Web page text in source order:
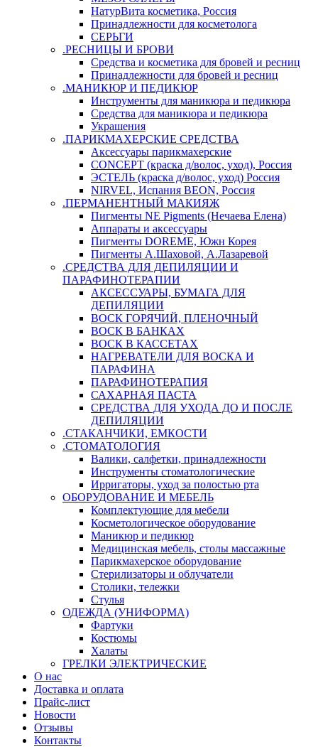
НатурВита косметика, Россия
Принадлежности для косметолога
СЕРЬГИ
.РЕСНИЦЫ И БРОВИ
Средства и косметика для бровей и ресниц
Принадлежности для бровей и ресниц
.МАНИКЮР И ПЕДИКЮР
Инструменты для маникюра и педикюра
Средства для маникюра и педикюра
Украшения
.ПАРИКМАХЕРСКИЕ СРЕДСТВА
Аксессуары парикмахерские
CONCEPT (краска д/волос, уход), Россия
ЭСТЕЛЬ (краска д/волос, уход) Россия
NIRVEL, Испания BEON, Россия
.ПЕРМАНЕНТНЫЙ МАКИЯЖ
Пигменты NE Pigments (Нечаева Елена)
Аппараты и аксессуары
Пигменты DOREME, Южн Корея
Пигменты А.Шаховой, А.Лазаревой
.СРЕДСТВА ДЛЯ ДЕПИЛЯЦИИ И
ПАРАФИНОТЕРАПИИ
АКСЕССУАРЫ, БУМАГА ДЛЯ
ДЕПИЛЯЦИИ
ВОСК ГОРЯЧИЙ, ПЛЕНОЧНЫЙ
ВОСК В БАНКАХ
ВОСК В КАССЕТАХ
НАГРЕВАТЕЛИ ДЛЯ ВОСКА И
ПАРАФИНА
ПАРАФИНОТЕРАПИЯ
САХАРНАЯ ПАСТА
СРЕДСТВА ДЛЯ УХОДА ДО И ПОСЛЕ
ДЕПИЛЯЦИИ
.СТАКАНЧИКИ, ЕМКОСТИ
.СТОМАТОЛОГИЯ
Валики, салфетки, принадлежности
Инструменты стоматологические
Ирригаторы, уход за полостью рта
ОБОРУДОВАНИЕ И МЕБЕЛЬ
Комплектующие для мебели
Косметологическое оборудование
Маникюр и педикюр
Медицинская мебель, столы массажные
Парикмахерское оборудование
Стерилизаторы и облучатели
Столики, тележки
Стулья
ОДЕЖДА (УНИФОРМА)
Фартуки
Костюмы
Халаты
ГРЕЛКИ ЭЛЕКТРИЧЕСКИЕ
О нас
Доставка и оплата
Прайс-лист
Новости
Отзывы
Контакты